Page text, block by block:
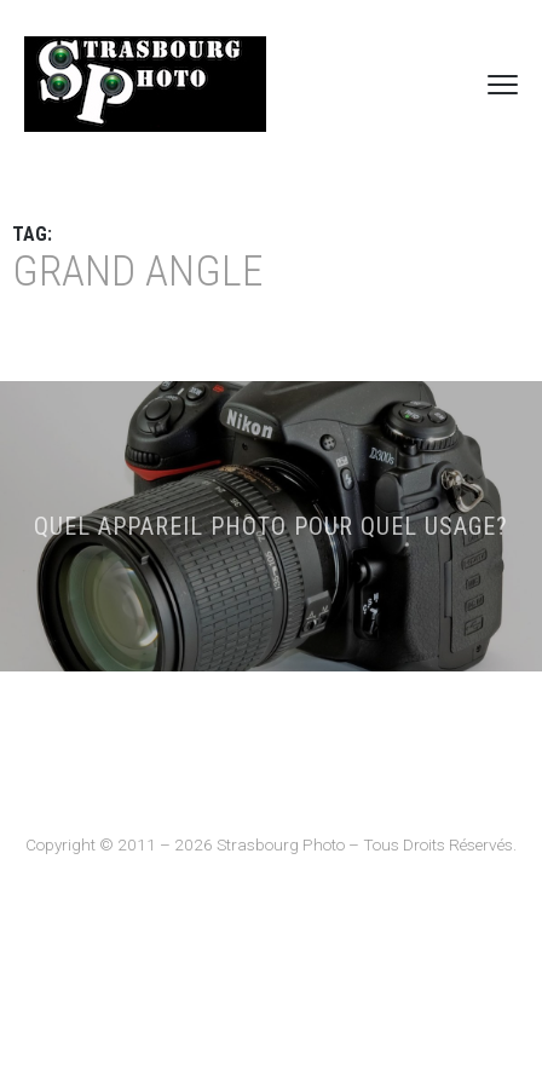
TAG:
GRAND ANGLE
QUEL APPAREIL PHOTO POUR QUEL USAGE?
Copyright © 2011 – 2026 Strasbourg Photo – Tous Droits Réservés.